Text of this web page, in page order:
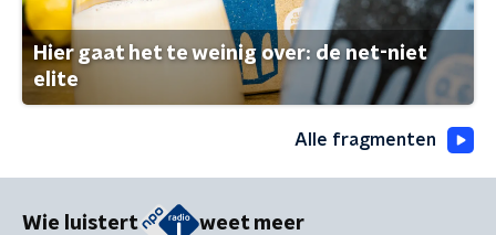
Hier gaat het te weinig over: de net-niet
elite
Alle fragmenten
Wie luistert weet meer